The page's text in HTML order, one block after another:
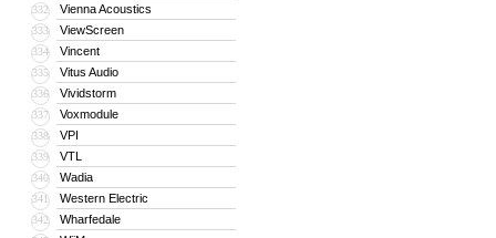
332 Vienna Acoustics
333 ViewScreen
334 Vincent
335 Vitus Audio
336 Vividstorm
337 Voxmodule
338 VPI
339 VTL
340 Wadia
341 Western Electric
342 Wharfedale